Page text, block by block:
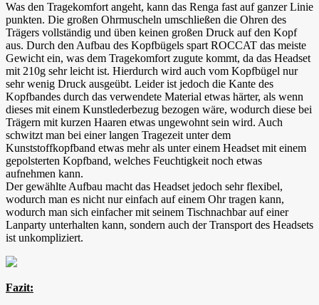
Was den Tragekomfort angeht, kann das Renga fast auf ganzer Linie
punkten. Die großen Ohrmuscheln umschließen die Ohren des
Trägers vollständig und üben keinen großen Druck auf den Kopf
aus. Durch den Aufbau des Kopfbügels spart ROCCAT das meiste
Gewicht ein, was dem Tragekomfort zugute kommt, da das Headset
mit 210g sehr leicht ist. Hierdurch wird auch vom Kopfbügel nur
sehr wenig Druck ausgeübt. Leider ist jedoch die Kante des
Kopfbandes durch das verwendete Material etwas härter, als wenn
dieses mit einem Kunstlederbezug bezogen wäre, wodurch diese bei
Trägern mit kurzen Haaren etwas ungewohnt sein wird. Auch
schwitzt man bei einer langen Tragezeit unter dem
Kunststoffkopfband etwas mehr als unter einem Headset mit einem
gepolsterten Kopfband, welches Feuchtigkeit noch etwas
aufnehmen kann.
Der gewählte Aufbau macht das Headset jedoch sehr flexibel,
wodurch man es nicht nur einfach auf einem Ohr tragen kann,
wodurch man sich einfacher mit seinem Tischnachbar auf einer
Lanparty unterhalten kann, sondern auch der Transport des Headsets
ist unkompliziert.
Fazit: